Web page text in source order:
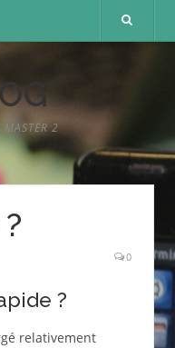
MASTER 2
0
?
relativement